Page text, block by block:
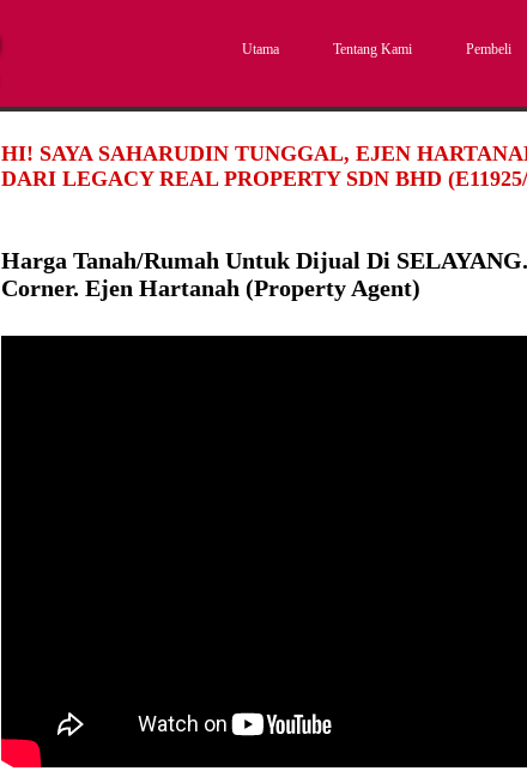
Utama Tentang Kami Pembeli
HI! SAYA SAHARUDIN TUNGGAL, EJEN
DARI LEGACY REAL PROPERTY SDN BHD (E11925/
Harga Tanah/Rumah Untuk Dijual Di
Corner. Ejen Hartanah (Property Agent)